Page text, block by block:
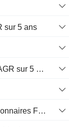
sur 5 ans
Flux de trésorerie d’exploitation, CAGR sur 5 ans
Flux de trésorerie libre pour les actionnaires FCFE, CAGR sur 5 ans